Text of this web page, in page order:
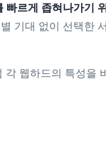
빠르게 좁혀나가기
기대 없이 선택한
웹하드의 특성을